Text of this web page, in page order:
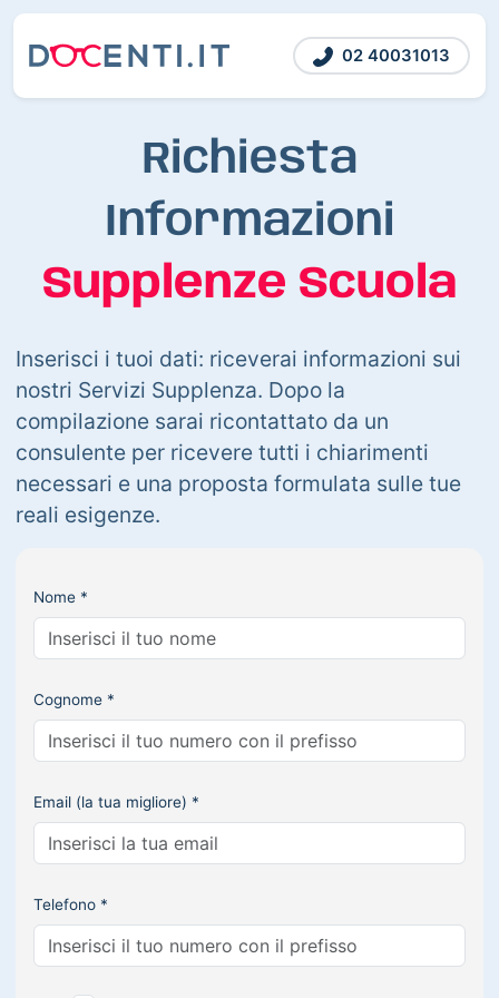
02 40031013
Richiesta
Informazioni
Supplenze Scuola
Inserisci i tuoi dati: riceverai informazioni sui
nostri Servizi Supplenza. Dopo la
compilazione sarai ricontattato da un
consulente per ricevere tutti i chiarimenti
necessari e una proposta formulata sulle tue
reali esigenze.
Nome *
Cognome *
Email (la tua migliore) *
Telefono *